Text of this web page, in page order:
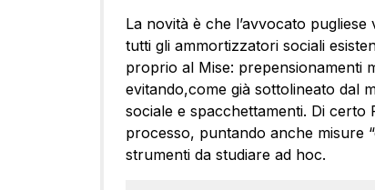
La novità è che l’avvocato
tutti gli ammortizzatori sociali
proprio al Mise: prepensionamenti
evitando,come già sottolineato dal
sociale e spacchettamenti. Di
processo, puntando anche misure
strumenti da studiare ad hoc.